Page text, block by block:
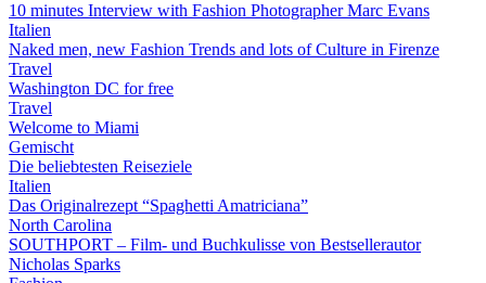
10 minutes Interview with Fashion Photographer Marc Evans
Italien
Naked men, new Fashion Trends and lots of Culture in Firenze
Travel
Washington DC for free
Travel
Welcome to Miami
Gemischt
Die beliebtesten Reiseziele
Italien
Das Originalrezept “Spaghetti Amatriciana”
North Carolina
SOUTHPORT – Film- und Buchkulisse von Bestsellerautor
Nicholas Sparks